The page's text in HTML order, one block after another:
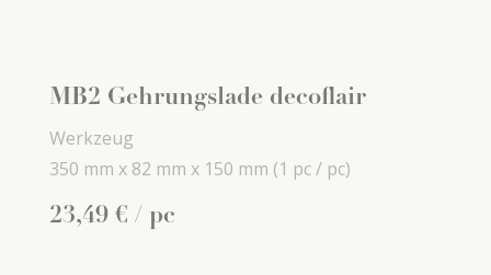
MB2 Gehrungslade decoflair
Werkzeug
350 mm x 82 mm x 150 mm (1 pc / pc)
23,49 € / pc